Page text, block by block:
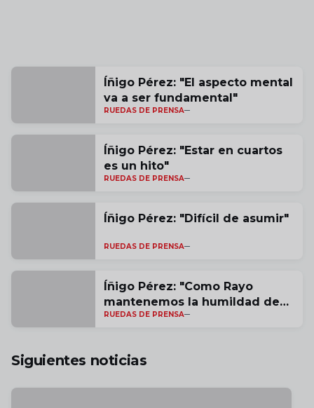
Íñigo Pérez: "El aspecto mental
va a ser fundamental"
RUEDAS DE PRENSA
Íñigo Pérez: "Estar en cuartos
es un hito"
RUEDAS DE PRENSA
Íñigo Pérez: "Difícil de asumir"
RUEDAS DE PRENSA
Íñigo Pérez: "Como Rayo
mantenemos la humildad de
valorar cada victoria"
RUEDAS DE PRENSA
Siguientes noticias